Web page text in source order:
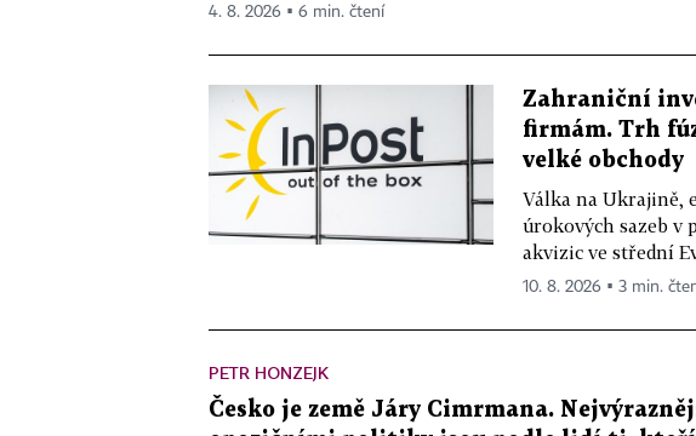
4. 8. 2026 ▪ 6 min. čtení
Zahraniční
firmám. Trh
velké obchody
Válka na Ukrajině,
úrokových sazeb v
akvizic ve střední
10. 8. 2026 ▪ 3 min.
PETR HONZEJK
Česko je země Járy Cimrmana.